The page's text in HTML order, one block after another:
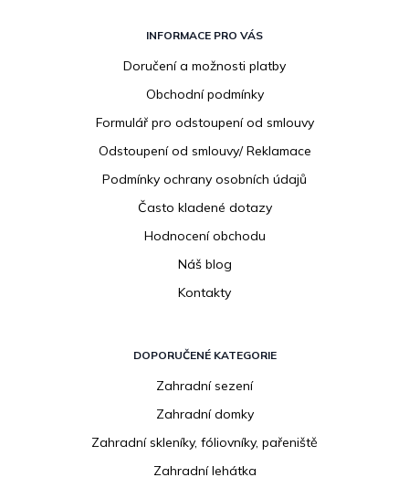
INFORMACE PRO VÁS
Doručení a možnosti platby
Obchodní podmínky
Formulář pro odstoupení od smlouvy
Odstoupení od smlouvy/ Reklamace
Podmínky ochrany osobních údajů
Často kladené dotazy
Hodnocení obchodu
Náš blog
Kontakty
DOPORUČENÉ KATEGORIE
Zahradní sezení
Zahradní domky
Zahradní skleníky, fóliovníky, pařeniště
Zahradní lehátka